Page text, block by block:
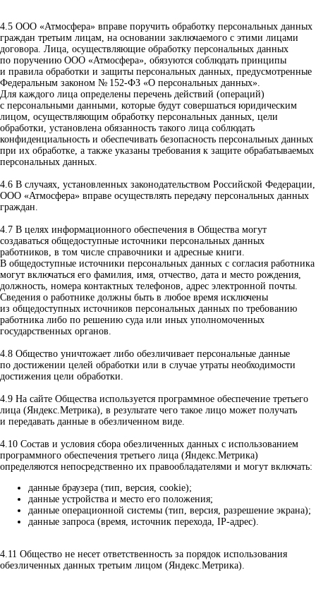
4.5 ООО «Атмосфера» вправе поручить обработку персональных данных
граждан третьим лицам, на основании заключаемого с этими лицами
договора. Лица, осуществляющие обработку персональных данных
по поручению ООО «Атмосфера», обязуются соблюдать принципы
и правила обработки и защиты персональных данных, предусмотренные
Федеральным законом № 152-ФЗ «О персональных данных».
Для каждого лица определены перечень действий (операций)
с персональными данными, которые будут совершаться юридическим
лицом, осуществляющим обработку персональных данных, цели
обработки, установлена обязанность такого лица соблюдать
конфиденциальность и обеспечивать безопасность персональных данных
при их обработке, а также указаны требования к защите обрабатываемых
персональных данных.
4.6 В случаях, установленных законодательством Российской Федерации,
ООО «Атмосфера» вправе осуществлять передачу персональных данных
граждан.
4.7 В целях информационного обеспечения в Общества могут
создаваться общедоступные источники персональных данных
работников, в том числе справочники и адресные книги.
В общедоступные источники персональных данных с согласия работника
могут включаться его фамилия, имя, отчество, дата и место рождения,
должность, номера контактных телефонов, адрес электронной почты.
Сведения о работнике должны быть в любое время исключены
из общедоступных источников персональных данных по требованию
работника либо по решению суда или иных уполномоченных
государственных органов.
4.8 Общество уничтожает либо обезличивает персональные данные
по достижении целей обработки или в случае утраты необходимости
достижения цели обработки.
4.9 На сайте Общества используется программное обеспечение третьего
лица (Яндекс.Метрика), в результате чего такое лицо может получать
и передавать данные в обезличенном виде.
4.10 Состав и условия сбора обезличенных данных с использованием
программного обеспечения третьего лица (Яндекс.Метрика)
определяются непосредственно их правообладателями и могут включать:
данные браузера (тип, версия, cookie);
данные устройства и место его положения;
данные операционной системы (тип, версия, разрешение экрана);
данные запроса (время, источник перехода, IP-адрес).
4.11 Общество не несет ответственность за порядок использования
обезличенных данных третьим лицом (Яндекс.Метрика).